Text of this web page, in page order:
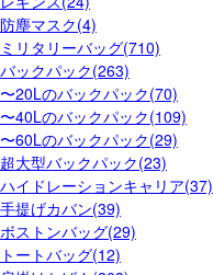
防塵マスク(4)
ミリタリーバッグ(710)
バックパック(263)
〜20Lのバックパック(70)
〜40Lのバックパック(109)
〜60Lのバックパック(29)
超大型バックパック(23)
ハイドレーションキャリア(37)
手提げカバン(39)
ボストンバッグ(29)
トートバッグ(12)